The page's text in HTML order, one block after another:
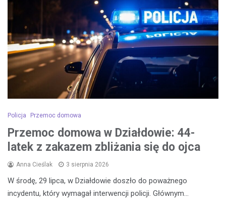
Policja Przemoc domowa
Przemoc domowa w Działdowie: 44-
latek z zakazem zbliżania się do ojca
Anna Cieślak 3 sierpnia 2026
W środę, 29 lipca, w Działdowie doszło do poważnego
incydentu, który wymagał interwencji policji. Głównym…